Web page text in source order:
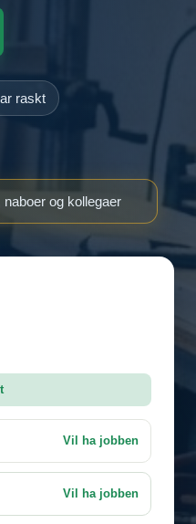
raskt
og kollegaer
Vil ha jobben
Vil ha jobben